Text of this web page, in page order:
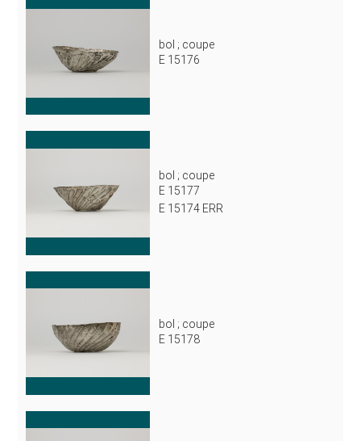
bol ; coupe
E 15176
bol ; coupe
E 15177
E 15174 ERR
bol ; coupe
E 15178